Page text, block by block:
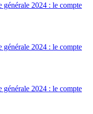
générale 2024 : le compte
générale 2024 : le compte
générale 2024 : le compte